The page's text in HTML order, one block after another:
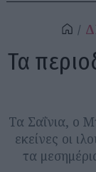
Τα
Τα Σαΐνια, ο
εκείνες οι
τα